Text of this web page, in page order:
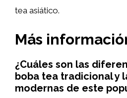
tea asiático.
Más
¿Cuáles son las
boba tea tradicional y
modernas de este